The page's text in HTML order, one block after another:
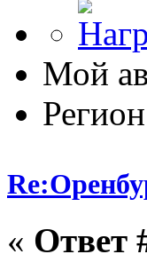
Мой
« Ответ